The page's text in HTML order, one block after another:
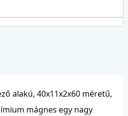
alakú, 40x11x2x60 méretű,
mágnes egy nagy